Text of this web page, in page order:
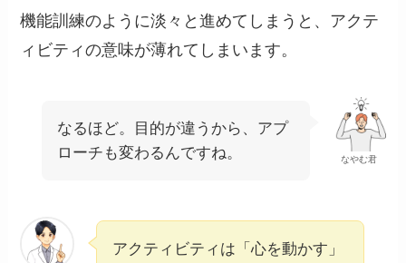
機能訓練のように淡々と進めてしまうと、アクテ
ィビティの意味が薄れてしまいます。
なやむ君
なるほど。目的が違うから、アプ
ローチも変わるんですね。
アクティビティは「心を動かす」